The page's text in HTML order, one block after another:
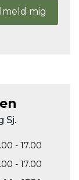
mig
Sj.
- 17.00
- 17.00